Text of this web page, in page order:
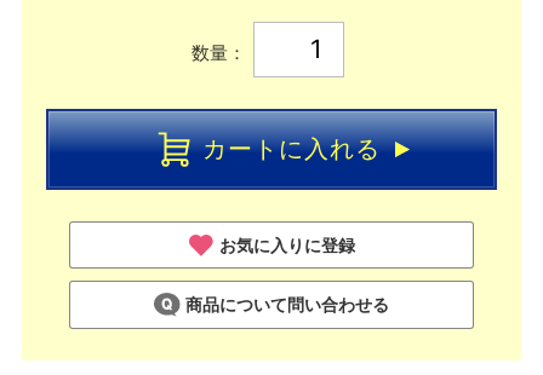
数量：
カートに入れる
お気に入りに登録
商品について問い合わせる